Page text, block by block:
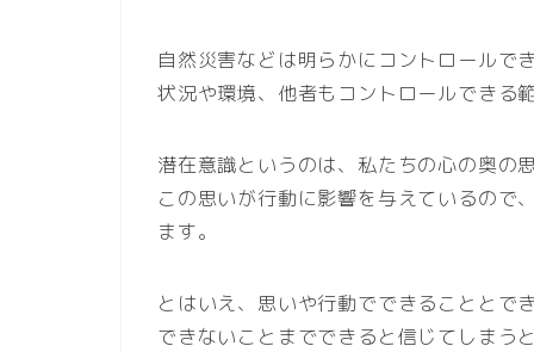
自然災害などは明らかにコントロールで
状況や環境、他者もコントロールできる
潜在意識というのは、私たちの心の奥の
この思いが行動に影響を与えているので
ます。
とはいえ、思いや行動でできることとで
できないことまでできると信じてしまう